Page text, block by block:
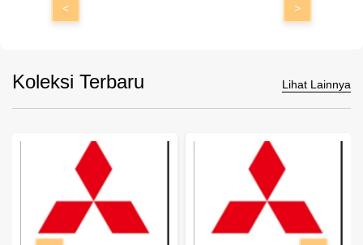
< >
Koleksi Terbaru Lihat Lainnya